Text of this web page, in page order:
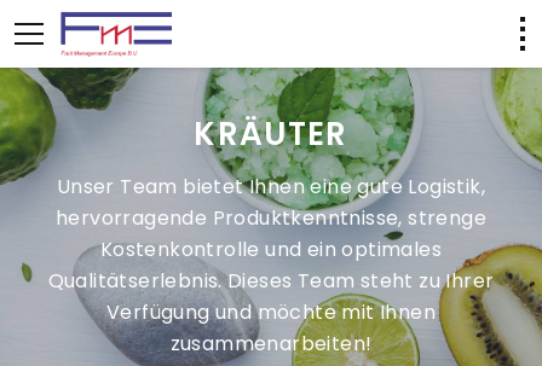
KRÄUTER
Unser Team bietet Ihnen eine gute Logistik,
hervorragende Produktkenntnisse, strenge
Kostenkontrolle und ein optimales
Qualitätserlebnis. Dieses Team steht zu Ihrer
Verfügung und möchte mit Ihnen
zusammenarbeiten!